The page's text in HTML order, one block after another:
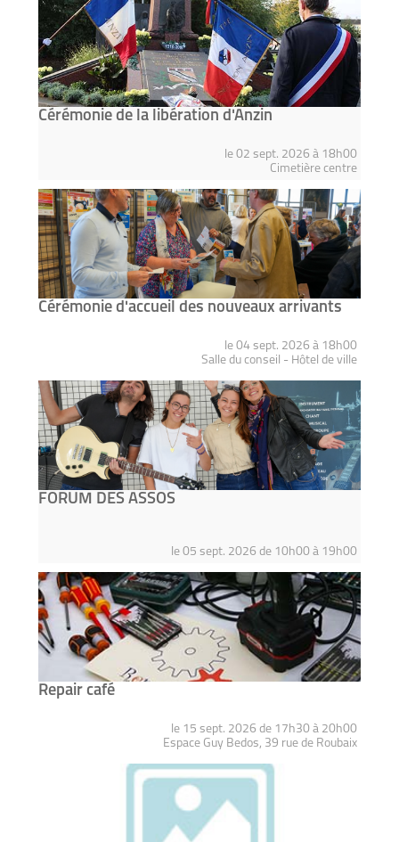
Cérémonie de la libération d'Anzin
le 02 sept. 2026 à 18h00
Cimetière centre
Cérémonie d'accueil des nouveaux arrivants
le 04 sept. 2026 à 18h00
Salle du conseil - Hôtel de ville
FORUM DES ASSOS
le 05 sept. 2026 de 10h00 à 19h00
Repair café
le 15 sept. 2026 de 17h30 à 20h00
Espace Guy Bedos, 39 rue de Roubaix